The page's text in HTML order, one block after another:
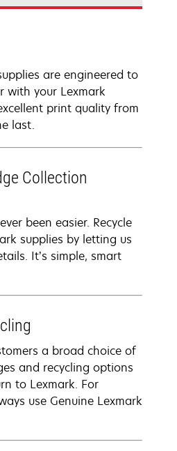
are engineered to
with your Lexmark
print quality from
last.
Collection
been easier. Recycle
supplies by letting us
It’s simple, smart
a broad choice of
and recycling options
to Lexmark. For
use Genuine Lexmark